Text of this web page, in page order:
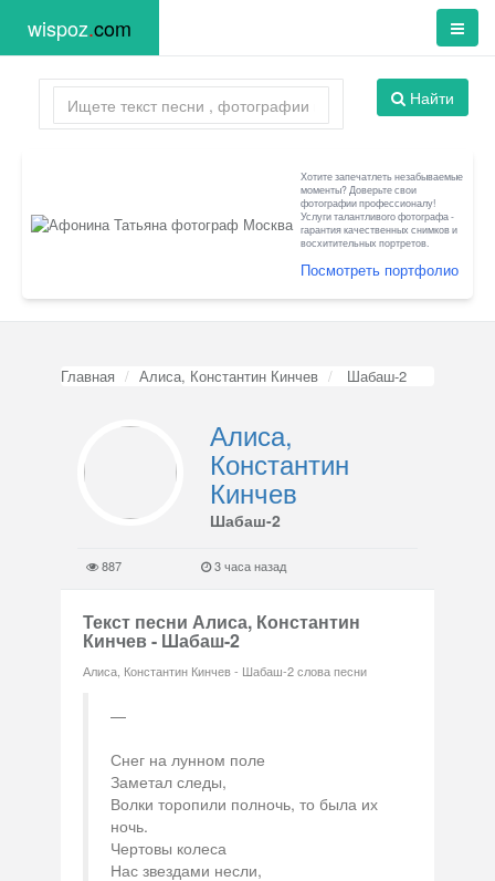
wispoz.com
Найти
Хотите запечатлеть незабываемые
моменты? Доверьте свои
фотографии профессионалу!
Услуги талантливого фотографа -
гарантия качественных снимков и
восхитительных портретов.
Посмотреть портфолио
Главная Алиса, Константин Кинчев Шабаш-2
Алиса,
Константин
Кинчев
Шабаш-2
887 3 часа назад
Текст песни Алиса, Константин
Кинчев - Шабаш-2
Алиса, Константин Кинчев - Шабаш-2 слова песни
Снег на лунном поле
Заметал следы,
Волки торопили полночь, то была их
ночь.
Чертовы колеса
Нас звездами несли,